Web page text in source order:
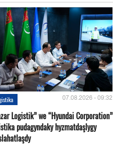
07.08.2026 - 09:32
Logistik” we “Hyundai Corporation”
pudagyndaky hyzmatdaşlygy